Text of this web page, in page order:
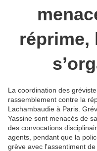
réprime,
La coordination des
rassemblement contre la
Lachambaudie à Paris.
Yassine sont menacés de
des convocations
agents, pendant que la
grève avec l'assentiment